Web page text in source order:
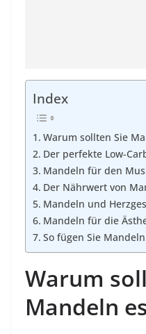
Index
Warum sollten Sie
Der perfekte Low-
Mandeln für den
Der Nährwert von
Mandeln und
Mandeln für die
So fügen Sie
Warum
Mandeln